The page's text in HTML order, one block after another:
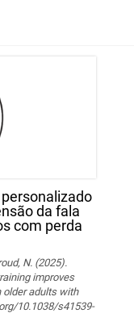
da fala
com perda
N. (2025).
improves
older adults with
10.1038/s41539-